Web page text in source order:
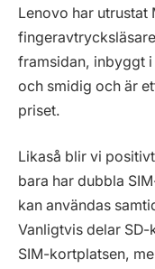
Lenovo har utrustat
framsidan, inbyggt i
och smidig och är
priset.
Likaså blir vi
bara har dubbla
kan användas
Vanligtvis delar
SIM-kortplatsen,